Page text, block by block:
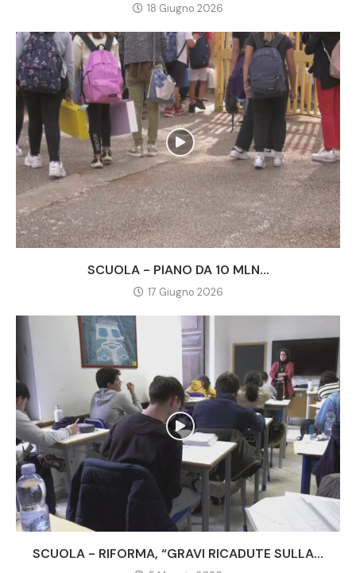
18 Giugno 2026
SCUOLA - PIANO DA 10 MLN...
17 Giugno 2026
SCUOLA - RIFORMA, “GRAVI RICADUTE SULLA...